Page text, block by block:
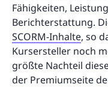
Fähigkeiten,
Berichterstattung.
SCORM-Inhalte, so
Kursersteller noch
größte Nachteil
der Premiumseite